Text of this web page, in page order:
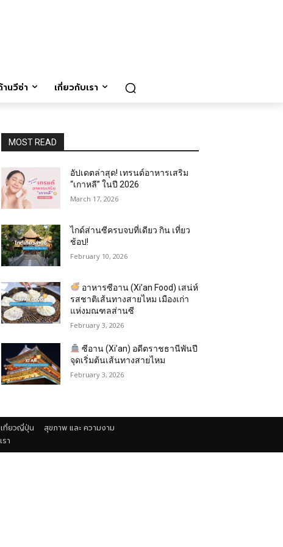
นวีซ่า เกี่ยวกับเรา
MOST READ
อัปเดตล่าสุด! เทรนด์อาหารเสริม
“เกาหลี” ในปี 2026
March 17, 2026
ไกด์ส่านซีครบจบที่เดียว กิน เที่ยว
ช้อป!
February 10, 2026
อาหารซีอาน (Xi’an Food) เสน่ห์
รสชาติเส้นทางสายไหม เมืองเก่า
แห่งมณฑลส่านซี
February 3, 2026
ซีอาน (Xi’an) อดีตราชธานีพันปี
จุดเริ่มต้นเส้นทางสายไหม
February 3, 2026
เที่ยวญี่ปุ่น
สุขภาพ และ ความงาม
า